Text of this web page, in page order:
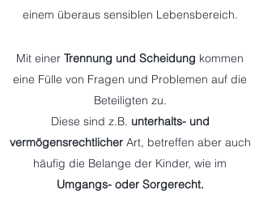
einem überaus sensiblen Lebensbereich.
Mit einer Trennung und Scheidung kommen
eine Fülle von Fragen und Problemen auf die
Beteiligten zu.
Diese sind z.B. unterhalts- und
vermögensrechtlicherArt, betreffen aber auch
häufig die Belange der Kinder, wie im
Umgangs- oder Sorgerecht.